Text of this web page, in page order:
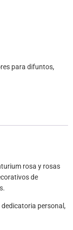
para difuntos,
rosa y rosas
de
dedicatoria personal,